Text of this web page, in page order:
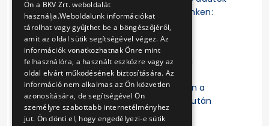
az EKR-ben érhetők el a következő linken:
https://ekr.gov.hu/ekr-
szerzodestar/hu/szerzodesLista
A „Kulcsszavak” mezőbe a Budapesti
Közlekedési Zártkörűen Működő
Részvénytársaság beírását követően a
keresett szerződésre való kattintás után
érhetők el a részletes adatok.
Ön a BKV Zrt. weboldalát
használja.Weboldalunk információkat
tárolhat vagy gyűjthet be a böngészőjéről,
amit az oldal sütik segítségével végez. Az
információk vonatkozhatnak Önre mint
felhasználóra, a használt eszközre vagy az
oldal elvárt működésének biztosítására. Az
információ nem alkalmas az Ön közvetlen
azonosítására, de segítségével Ön
személyre szabottabb internetélményhez
jut. Ön dönti el, hogy engedélyezi-e sütik